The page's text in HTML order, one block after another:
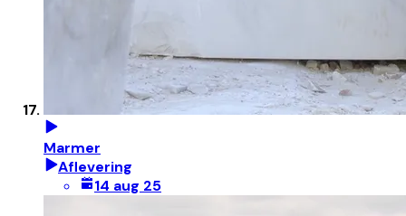
Marmer
Aflevering
14 aug 25